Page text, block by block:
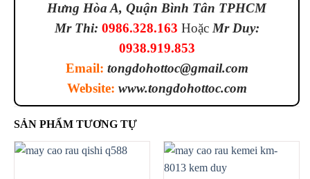
Hưng Hòa A, Quận Bình Tân TPHCM
Mr Thi: 0986.328.163 Hoặc Mr Duy:
0938.919.853
Email: tongdohottoc@gmail.com
Website: www.tongdohottoc.com
SẢN PHẨM TƯƠNG TỰ